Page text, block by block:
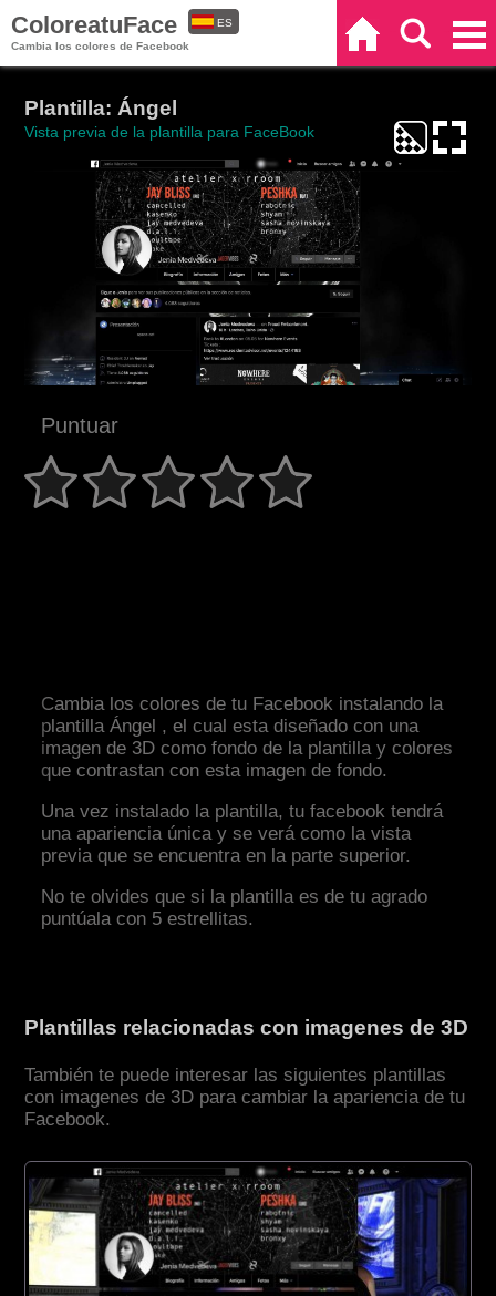
ColoreatuFace
Cambia los colores de Facebook
ES
Plantilla: Ángel
Vista previa de la plantilla para FaceBook
Puntuar
Cambia los colores de tu Facebook instalando la
plantilla Ángel , el cual esta diseñado con una
imagen de 3D como fondo de la plantilla y colores
que contrastan con esta imagen de fondo.
Una vez instalado la plantilla, tu facebook tendrá
una apariencia única y se verá como la vista
previa que se encuentra en la parte superior.
No te olvides que si la plantilla es de tu agrado
puntúala con 5 estrellitas.
Plantillas relacionadas con imagenes de 3D
También te puede interesar las siguientes plantillas
con imagenes de 3D para cambiar la apariencia de tu
Facebook.